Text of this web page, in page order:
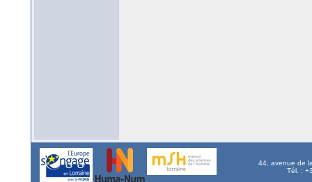
44, avenue de
Tél. :